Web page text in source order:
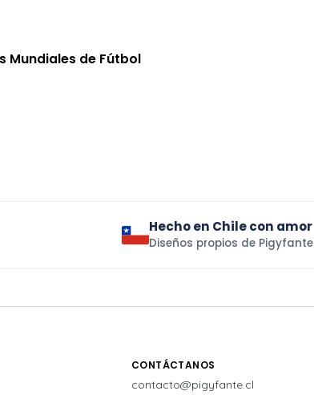
Mundiales de Fútbol
Hecho en Chile con amor
Diseños propios de Pigyfante
CONTÁCTANOS
contacto@pigyfante.cl